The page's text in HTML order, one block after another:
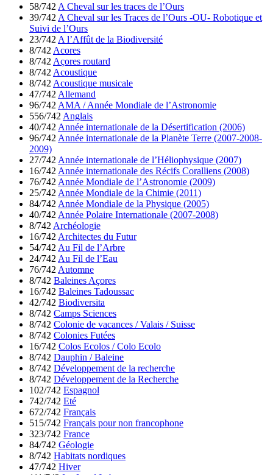
58/742 A Cheval sur les traces de l’Ours
39/742 A Cheval sur les Traces de l’Ours -OU- Robotique et
Suivi de l’Ours
23/742 A l’Affût de la Biodiversité
8/742 Acores
8/742 Açores routard
8/742 Acoustique
8/742 Acoustique musicale
47/742 Allemand
96/742 AMA / Année Mondiale de l’Astronomie
556/742 Anglais
40/742 Année internationale de la Désertification (2006)
96/742 Année internationale de la Planète Terre (2007-2008-
2009)
27/742 Année internationale de l’Héliophysique (2007)
16/742 Année internationale des Récifs Coralliens (2008)
76/742 Année Mondiale de l’Astronomie (2009)
25/742 Année Mondiale de la Chimie (2011)
84/742 Année Mondiale de la Physique (2005)
40/742 Année Polaire Internationale (2007-2008)
8/742 Archéologie
16/742 Architectes du Futur
54/742 Au Fil de l’Arbre
24/742 Au Fil de l’Eau
76/742 Automne
8/742 Baleines Açores
16/742 Baleines Tadoussac
42/742 Biodiversita
8/742 Camps Sciences
8/742 Colonie de vacances / Valais / Suisse
8/742 Colonies Futées
16/742 Colos Ecolos / Colo Ecolo
8/742 Dauphin / Baleine
8/742 Développement de la recherche
8/742 Développement de la Recherche
102/742 Espagnol
742/742 Eté
672/742 Français
515/742 Français pour non francophone
323/742 France
84/742 Géologie
8/742 Habitats nordiques
47/742 Hiver